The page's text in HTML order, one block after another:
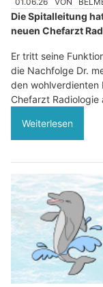
Die Spitalleitung
neuen Chefarzt
Er tritt seine
die Nachfolge Dr.
den wohlverdienten
Chefarzt
Weiterlesen